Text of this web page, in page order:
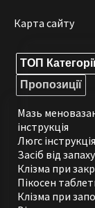
Карта сайту
ТОП
Пропозиції
Мазь
інструкція
Люгс інструкція
Засіб від запаху
Клізма при
Пікосен
Клізма при